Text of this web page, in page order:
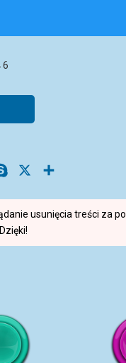
6
Skype
usunięcia treści za
. Dzięki!